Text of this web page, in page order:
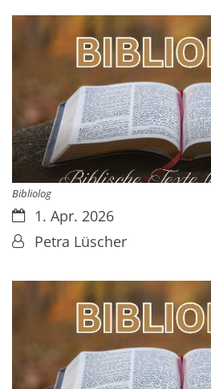
Bibliolog
Datum:1. Apr. 2026
Von:Petra Lüscher